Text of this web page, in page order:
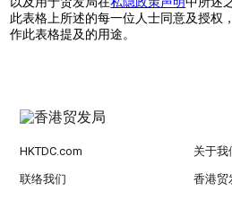
此表格上所述的每一位人士同意及授权
作此表格提及的用途。
HKTDC.com 关于我
联络我们 香港贸